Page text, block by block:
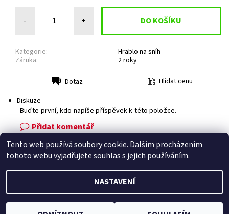
- +
Kategorie:
Hrablo na sníh
Záruka:
2 roky
Dotaz
Hlídat cenu
Diskuze
Buďte první, kdo napíše příspěvek k této položce.
Přidat komentář
Facebook | Heureka.cz | Zboží.cz
2026 © Zahradní technika VOLEJNÍK, všechna práva vyhrazena
Tento web používá soubory cookie. Dalším procházením
tohoto webu vyjadřujete souhlas s jejich používáním.
NASTAVENÍ